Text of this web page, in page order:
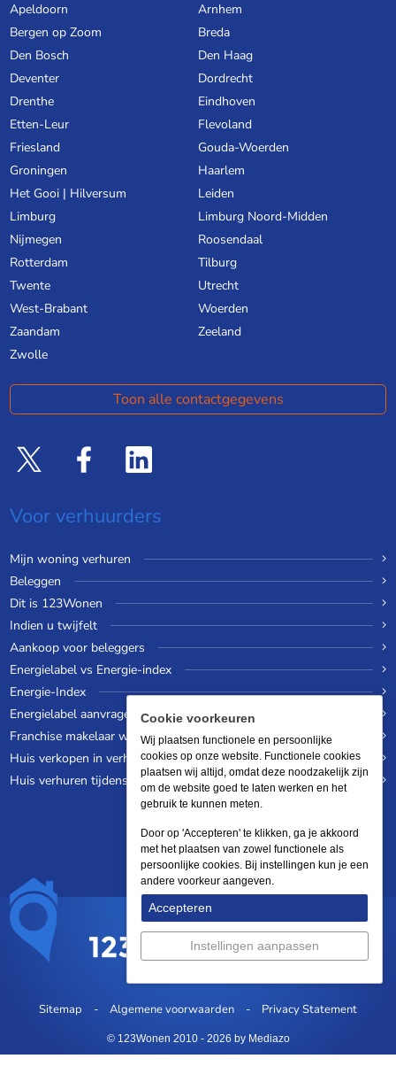
Apeldoorn
Arnhem
Bergen op Zoom
Breda
Den Bosch
Den Haag
Deventer
Dordrecht
Drenthe
Eindhoven
Etten-Leur
Flevoland
Friesland
Gouda-Woerden
Groningen
Haarlem
Het Gooi | Hilversum
Leiden
Limburg
Limburg Noord-Midden
Nijmegen
Roosendaal
Rotterdam
Tilburg
Twente
Utrecht
West-Brabant
Woerden
Zaandam
Zeeland
Zwolle
Toon alle contactgegevens
Voor verhuurders
Mijn woning verhuren
Beleggen
Dit is 123Wonen
Indien u twijfelt
Aankoop voor beleggers
Energielabel vs Energie-index
Energie-Index
Energielabel aanvragen
Franchise makelaar worden
Huis verkopen in verhuurde staat
Huis verhuren tijdens een wereldreis
Sitemap Algemene voorwaarden Privacy Statement
© 123Wonen 2010 - 2026 by Mediazo
Cookie voorkeuren
Wij plaatsen functionele en persoonlijke
cookies op onze website. Functionele cookies
plaatsen wij altijd, omdat deze noodzakelijk zijn
om de website goed te laten werken en het
gebruik te kunnen meten.
Door op 'Accepteren' te klikken, ga je akkoord
met het plaatsen van zowel functionele als
persoonlijke cookies. Bij instellingen kun je een
andere voorkeur aangeven.
Accepteren
Instellingen aanpassen